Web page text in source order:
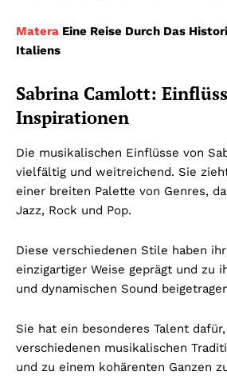
Matera Eine Reise Durch Das
Italiens
Sabrina Camlott:
Inspirationen
Die musikalischen Einflüsse von
vielfältig und weitreichend. Sie
einer breiten Palette von Genres,
Jazz, Rock und Pop.
Diese verschiedenen Stile haben
einzigartiger Weise geprägt und zu
und dynamischen Sound
Sie hat ein besonderes Talent
verschiedenen musikalischen
und zu einem kohärenten Ganzen